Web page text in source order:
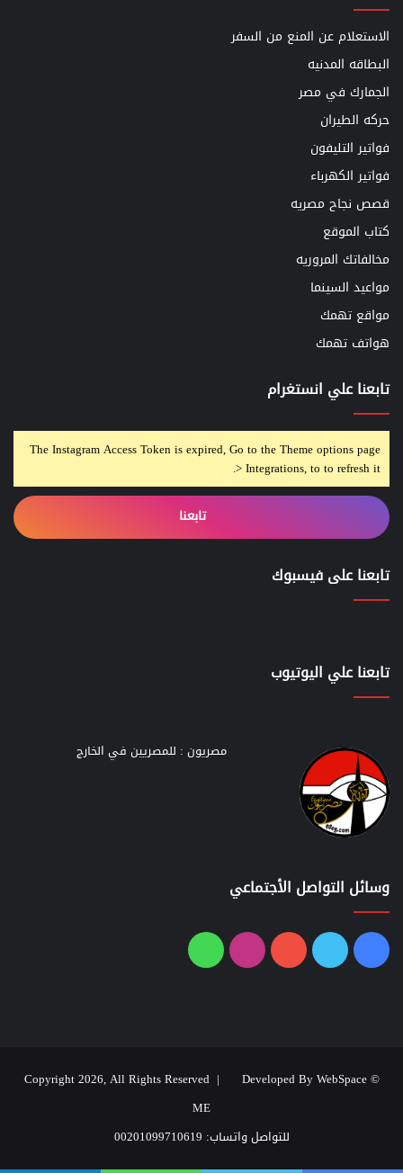
الاستعلام عن المنع من السفر
البطاقه المدنيه
الجمارك في مصر
حركه الطيران
فواتير التليفون
فواتير الكهرباء
قصص نجاح مصريه
كتاب الموقع
مخالفاتك المروريه
مواعيد السينما
مواقع تهمك
هواتف تهمك
تابعنا علي انستغرام
The Instagram Access Token is expired, Go to the Theme options page
> Integrations, to to refresh it.
تابعنا
تابعنا على فيسبوك
تابعنا علي اليوتيوب
مصريون : للمصريين في الخارج
وسائل التواصل الأجتماعي
فيسبوك
تويتر يوتيوبانستقرامواتساب
© Copyright 2026, All Rights Reserved |
Developed By WebSpace
ME
للتواصل واتساب: 00201099710619